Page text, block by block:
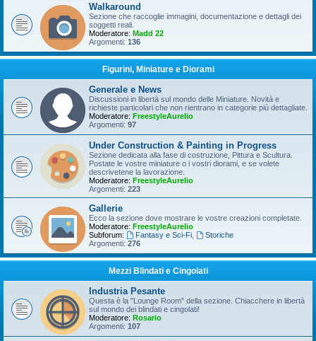
Walkaround
Sezione che raccoglie immagini, documentazione e dettagli dei
soggetti reali.
Moderatore: Madd 22
Argomenti: 136
Figurini, Miniature e Diorami
Generale e News
Discussioni in libertà sul mondo delle Miniature. Novità e
richieste particolari che non rientrano in categorie più dettagliate.
Moderatore: FreestyleAurelio
Argomenti: 97
Under Construction & Painting in Progress
Sezione dedicata alla fase di costruzione, Pittura e Scultura.
Postate le vostre miniature o i vostri diorami, e se volete
descrivetene la lavorazione.
Moderatore: FreestyleAurelio
Argomenti: 223
Gallerie
Ecco la sezione dove mostrare le vostre creazioni completate.
Moderatore: FreestyleAurelio
Subforum:
Fantasy e Sci-Fi,
Storiche
Argomenti: 276
Mezzi Blindati e Cingolati
Industria Pesante
Questa è la "Lounge Room" della sezione. Chiacchere in libertà
sul mondo dei blindati e cingolati!
Moderatore: Rosario
Argomenti: 107